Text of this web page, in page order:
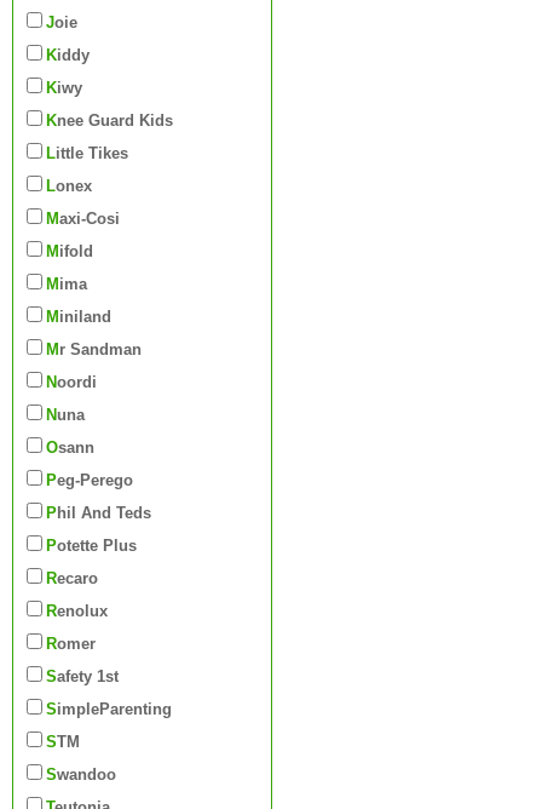
Joie
Kiddy
Kiwy
Knee Guard Kids
Little Tikes
Lonex
Maxi-Cosi
Mifold
Mima
Miniland
Mr Sandman
Noordi
Nuna
Osann
Peg-Perego
Phil And Teds
Potette Plus
Recaro
Renolux
Romer
Safety 1st
SimpleParenting
STM
Swandoo